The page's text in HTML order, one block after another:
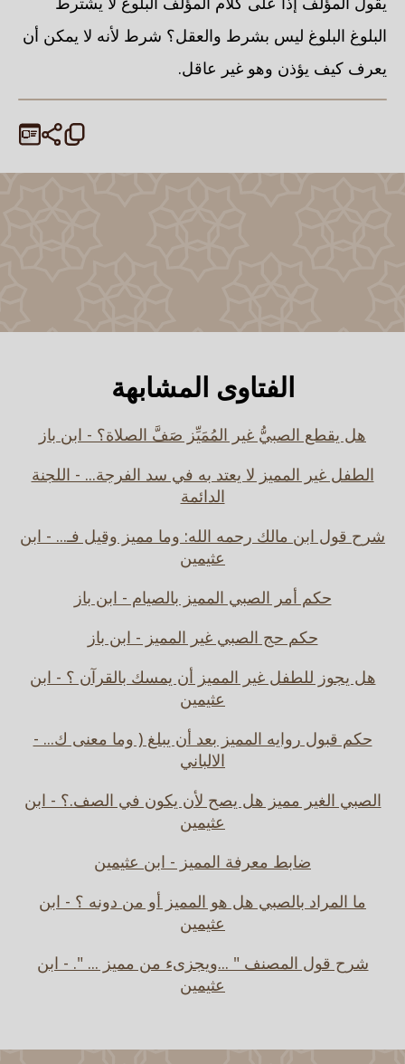
البلوغ البلوغ ليس بشرط والعقل؟ شرط لأنه لا يمكن أن
يعرف كيف يؤذن وهو غير عاقل.
الفتاوى المشابهة
هل يقطع الصبيُّ غير المُمَيِّز صَفَّ الصلاة؟ - ابن باز
الطفل غير المميز لا يعتد به في سد الفرجة... - اللجنة
الدائمة
شرح قول ابن مالك رحمه الله: وما مميز وقيل فـ... - ابن
عثيمين
حكم أمر الصبي المميز بالصيام - ابن باز
حكم حج الصبي غير المميز - ابن باز
هل يجوز للطفل غير المميز أن يمسك بالقرآن ؟ - ابن
عثيمين
حكم قبول روايه المميز بعد أن يبلغ ( وما معنى ك... -
الالباني
الصبي الغير مميز هل يصح لأن يكون في الصف.؟ - ابن
عثيمين
ضابط معرفة المميز - ابن عثيمين
ما المراد بالصبي هل هو المميز أو من دونه ؟ - ابن
عثيمين
شرح قول المصنف " ...ويجزىء من مميز ... ". - ابن
عثيمين